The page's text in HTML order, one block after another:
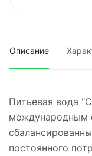
Описание
Питьевая вода
международным
постоянного